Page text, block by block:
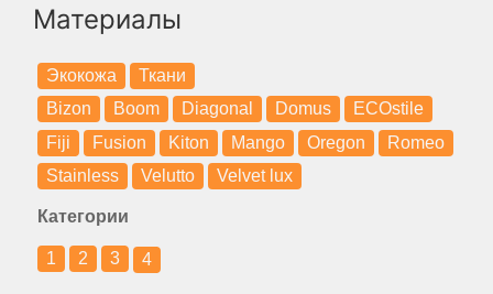
Материалы
Экокожа
Ткани
Bizon
Boom Diagonal Domus
ECOstile
Fiji
Fusion Kiton Mango Oregon
Romeo
Stainless
Velutto Velvet lux
Категории
1 2 3 4